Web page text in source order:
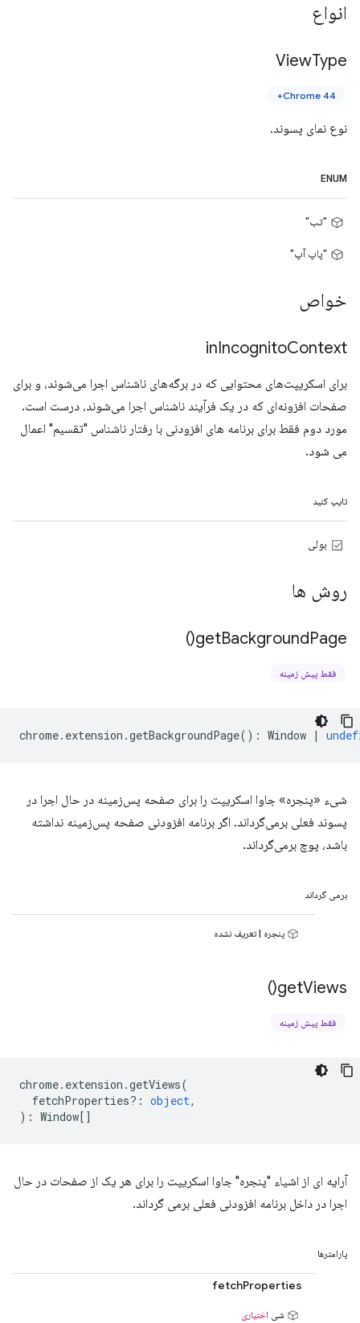
انواع
ViewType
Chrome 44+
نوع نمای پسوند.
ENUM
"تب"
"پاپ آپ"
خواص
inIncognitoContext
برای اسکریپت‌های محتوایی که در برگه‌های ناشناس اجرا می‌شوند، و برای
صفحات افزونه‌ای که در یک فرآیند ناشناس اجرا می‌شوند، درست است.
مورد دوم فقط برای برنامه های افزودنی با رفتار ناشناس "تقسیم" اعمال
می شود.
تایپ کنید
بولی
روش ها
getBackgroundPage(
)
فقط پیش زمینه
chrome. extension .getBackgroundPage() : Window |
شیء «پنجره» جاوا اسکریپت را برای صفحه پس‌زمینه در حال اجرا در
پسوند فعلی برمی‌گرداند. اگر برنامه افزودنی صفحه پس‌زمینه نداشته
باشد، پوچ برمی‌گرداند.
برمی گرداند
پنجره | تعریف نشده
getViews(
)
فقط پیش زمینه
chrome. extension .getViews(
fetchProperties? : object,
) : Window[]
آرایه ای از اشیاء "پنجره" جاوا اسکریپت را برای هر یک از صفحات در حال
اجرا در داخل برنامه افزودنی فعلی برمی گرداند.
پارامترها
fetchProperties
شی اختیاری